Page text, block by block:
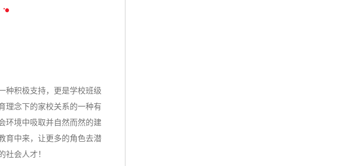
您好；两分钟解决困难要
里的体验到的知识是平时在
展，更重要的是让我们知道
态度，我们的学习更是如
我们最应该感谢的是于昉含